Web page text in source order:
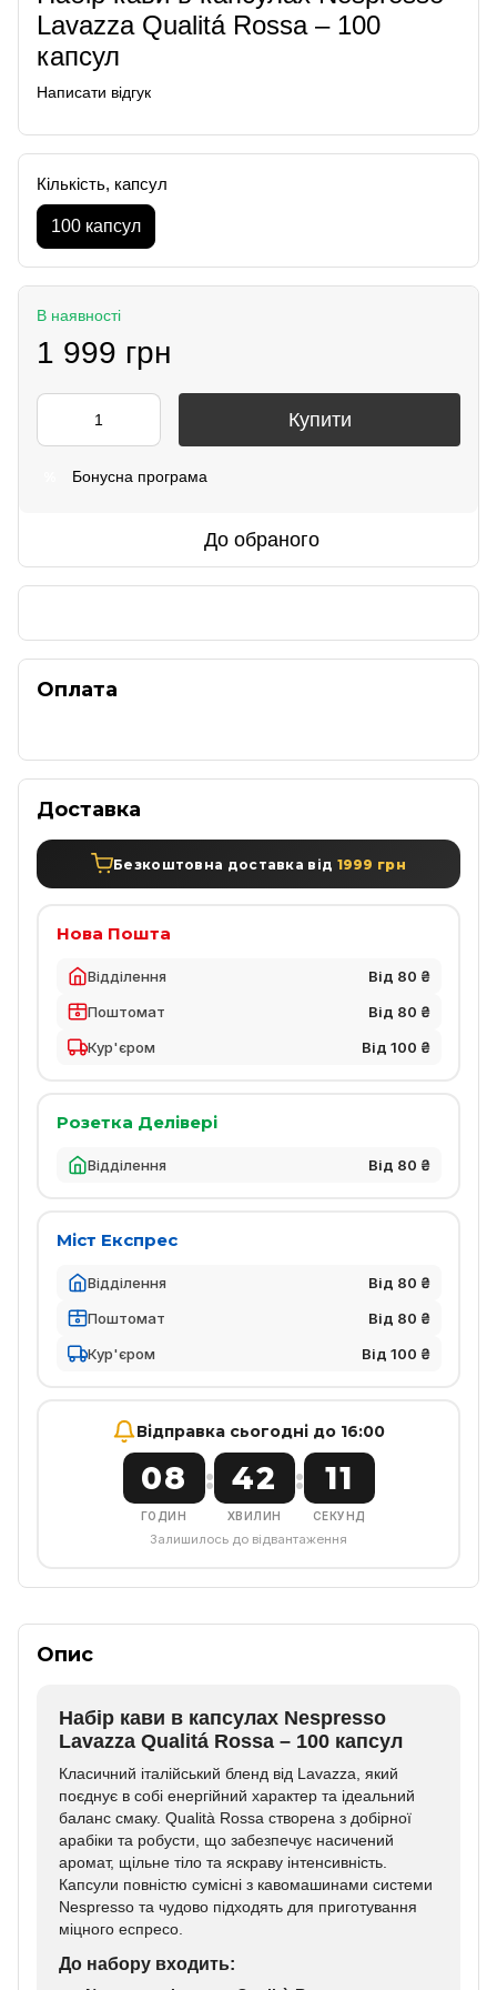
Lavazza Qualitá Rossa – 100
капсул
Написати відгук
Кількість, капсул
100 капсул
В наявності
1 999 грн
Купити
Бонусна програма
До обраного
Оплата
Доставка
Безкоштовна доставка від 1999 грн
Нова Пошта
Відділення
Від 80 ₴
Поштомат
Від 80 ₴
Кур'єром
Від 100 ₴
Розетка Делівері
Відділення Від 80 ₴
Міст Експрес
Відділення
Від 80 ₴
Поштомат
Від 80 ₴
Кур'єром
Від 100 ₴
Відправка сьогодні до 16:00
08
ГОДИН
: 42
ХВИЛИН
: 10
СЕКУНД
Залишилось до відвантаження
Опис
Набір кави в капсулах Nespresso
Lavazza Qualitá Rossa – 100 капсул
Класичний італійський бленд від Lavazza, який
поєднує в собі енергійний характер та ідеальний
баланс смаку. Qualità Rossa створена з добірної
арабіки та робусти, що забезпечує насичений
аромат, щільне тіло та яскраву інтенсивність.
Капсули повністю сумісні з кавомашинами системи
Nespresso та чудово підходять для приготування
міцного еспресо.
До набору входить: